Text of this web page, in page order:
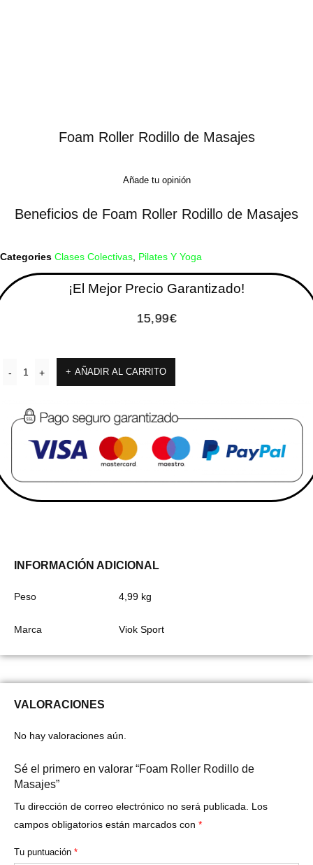
Foam Roller Rodillo de Masajes
Añade tu opinión
Beneficios de Foam Roller Rodillo de Masajes
Categories Clases Colectivas, Pilates Y Yoga
¡El Mejor Precio Garantizado!
15,99€
AÑADIR AL CARRITO
INFORMACIÓN ADICIONAL
Peso 4,99 kg
Marca Viok Sport
VALORACIONES
No hay valoraciones aún.
Sé el primero en valorar “Foam Roller Rodillo de
Masajes”
Tu dirección de correo electrónico no será publicada.
Los
campos obligatorios están marcados con *
Tu puntuación *